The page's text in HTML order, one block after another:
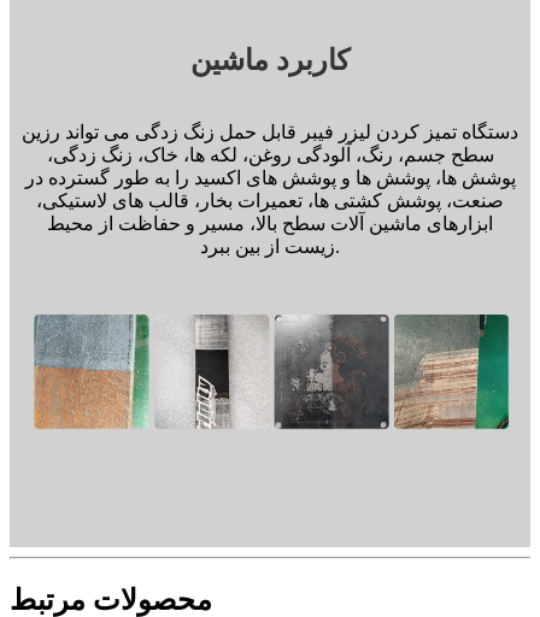
کاربرد ماشین
دستگاه تمیز کردن لیزر فیبر قابل حمل زنگ زدگی می تواند رزین
سطح جسم، رنگ، آلودگی روغن، لکه ها، خاک، زنگ زدگی،
پوشش ها، پوشش ها و پوشش های اکسید را به طور گسترده در
صنعت، پوشش کشتی ها، تعمیرات بخار، قالب های لاستیکی،
ابزارهای ماشین آلات سطح بالا، مسیر و حفاظت از محیط
زیست از بین ببرد.
محصولات مرتبط